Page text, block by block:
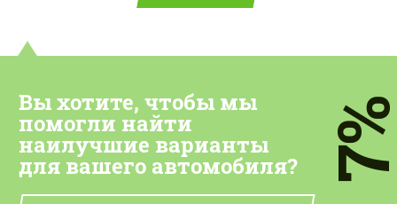
Вы хотите, чтобы мы
помогли найти
наилучшие варианты
для вашего автомобиля?